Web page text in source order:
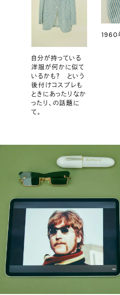
自分が持っている
洋服が何かに似て
いるかも？ という
後付けコスプレも
ときにあったりなか
ったり、の話題に
て。
1960